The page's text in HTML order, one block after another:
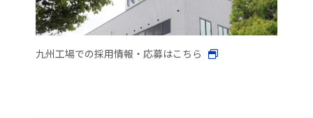
九州工場での採用情報・応募はこちら